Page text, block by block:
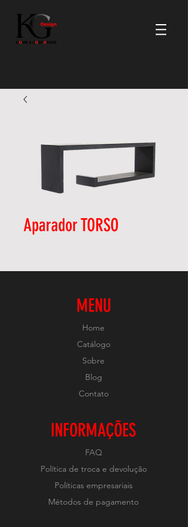
Aparador TORSO
MENU
Home
Catálogo
Sobre
Blog
Contato
INFORMAÇÕES
FAQ
Política de troca e devolução
Políticas empresariais
Métodos de pagamento